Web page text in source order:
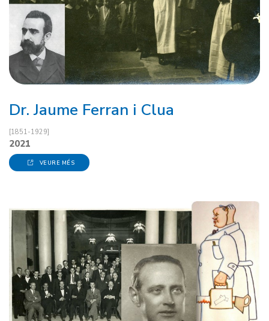
Dr. Jaume Ferran i Clua
[1851-1929]
2021
VEURE MÉS